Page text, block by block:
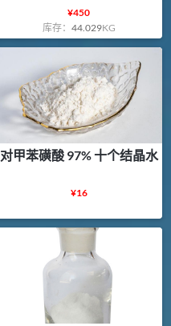
¥450
库存： 44.029KG
对甲苯磺酸 97% 十个结晶水
¥16